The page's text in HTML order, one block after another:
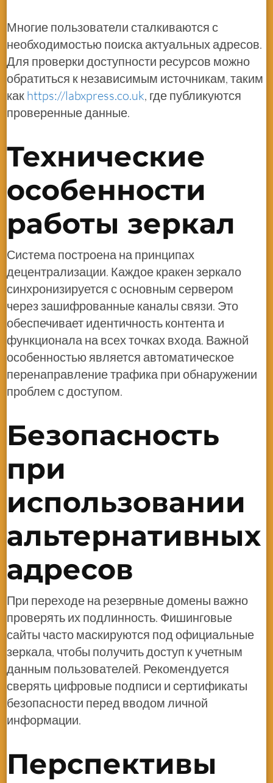
Многие пользователи сталкиваются с
необходимостью поиска актуальных адресов.
Для проверки доступности ресурсов можно
обратиться к независимым источникам, таким
как https://labxpress.co.uk, где публикуются
проверенные данные.
Технические
особенности
работы зеркал
Система построена на принципах
децентрализации. Каждое кракен зеркало
синхронизируется с основным сервером
через зашифрованные каналы связи. Это
обеспечивает идентичность контента и
функционала на всех точках входа. Важной
особенностью является автоматическое
перенаправление трафика при обнаружении
проблем с доступом.
Безопасность
при
использовании
альтернативных
адресов
При переходе на резервные домены важно
проверять их подлинность. Фишинговые
сайты часто маскируются под официальные
зеркала, чтобы получить доступ к учетным
данным пользователей. Рекомендуется
сверять цифровые подписи и сертификаты
безопасности перед вводом личной
информации.
Перспективы